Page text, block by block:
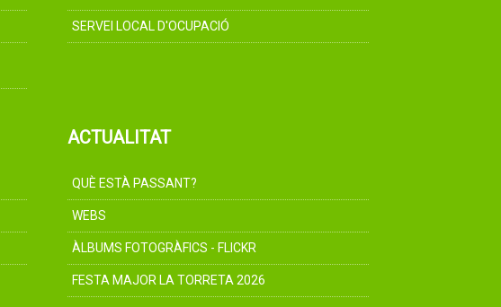
SERVEI LOCAL D'OCUPACIÓ
ACTUALITAT
QUÈ ESTÀ PASSANT?
WEBS
ÀLBUMS FOTOGRÀFICS - FLICKR
FESTA MAJOR LA TORRETA 2026